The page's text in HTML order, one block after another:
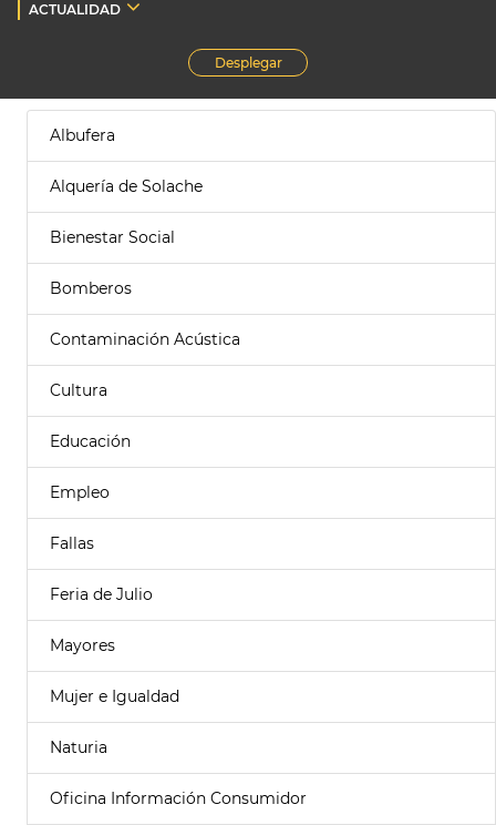
ACTUALIDAD
Desplegar
Albufera
Alquería de Solache
Bienestar Social
Bomberos
Contaminación Acústica
Cultura
Educación
Empleo
Fallas
Feria de Julio
Mayores
Mujer e Igualdad
Naturia
Oficina Información Consumidor